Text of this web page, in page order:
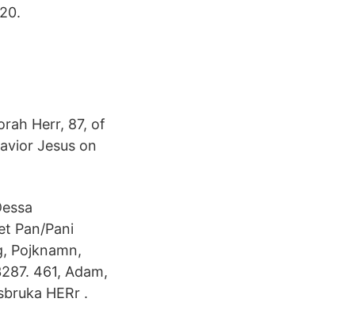
Herr, 87, of
Jesus on
Pan/Pani
Pojknamn,
461, Adam,
HERr .